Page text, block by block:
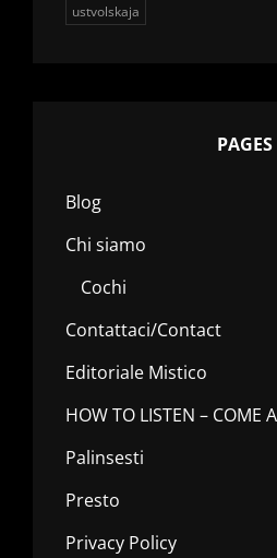
ustvolskaja
PAGES
Blog
Chi siamo
Cochi
Contattaci/Contact
Editoriale Mistico
HOW TO LISTEN – COME
Palinsesti
Presto
Privacy Policy